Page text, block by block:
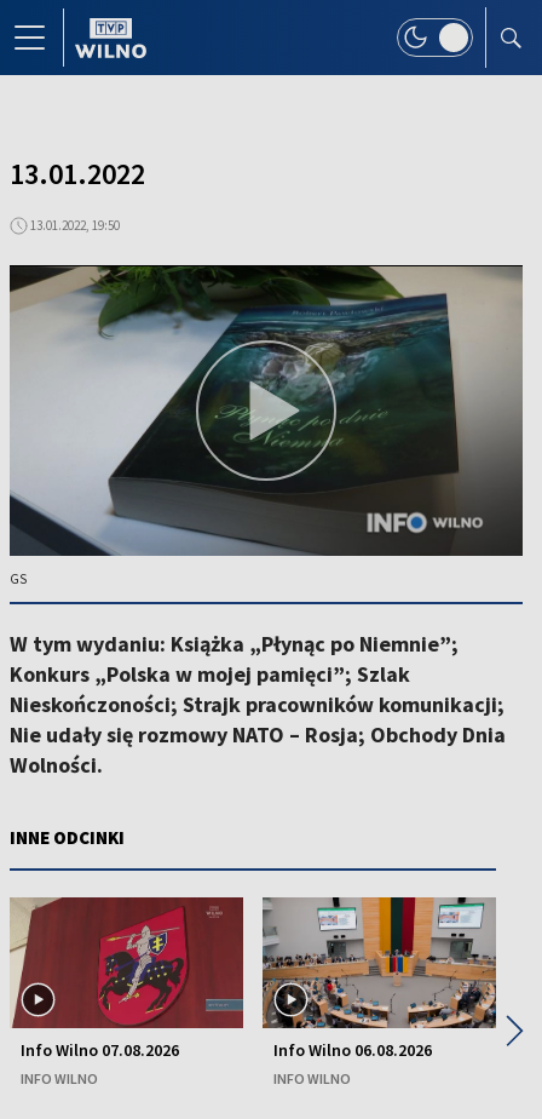
13.01.2022
13.01.2022, 19:50
GS
W tym wydaniu: Książka „Płynąc po Niemnie”;
Konkurs „Polska w mojej pamięci”; Szlak
Nieskończoności; Strajk pracowników komunikacji;
Nie udały się rozmowy NATO – Rosja; Obchody Dnia
Wolności.
INNE ODCINKI
Info Wilno 07.08.2026
INFO WILNO
Info Wilno 06.08.2026
INFO WILNO
▶